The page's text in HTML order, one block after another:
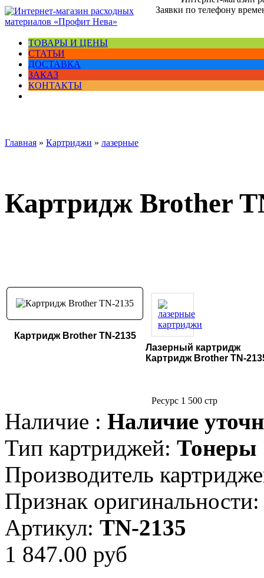
Заявки по телефону
ТОВАРЫ И ЦЕНЫ
СТАТЬИ
ДОСТАВКА
ЗАКАЗ
КОНТАКТЫ
Главная » Картриджи » лазерные
Картридж Brother
Картридж Brother TN-2135
Лазерный картридж
Картридж Brother TN-
Ресурс 1 500 стр
Наличие : Наличие
Тип картриджей: Тонеры
Производитель
Признак оригинальности:
Артикул: TN-2135
1 847.00 руб